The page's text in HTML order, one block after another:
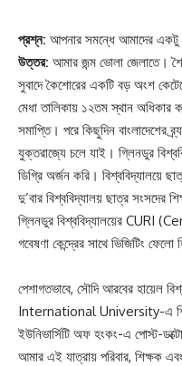
প্রশ্ন: আপনার সমন্ধে আমাদের
উত্তর: আমার জন্ম ভোলা জেলাতে।
সুবাদে কৈশোরের একটি বড় অংশ
মেধা তালিকায় ১২তম স্থান অধিকার
সমাপ্তি। পরে কিছুদিন বাংলাদেশের
যুক্তরাজ্যে চলে যাই। গ্লিনডুর
ডিগ্রি অর্জন করি। বিশ্ববিদ্যালয়ে
দু’বার বিশ্ববিদ্যালয় ছাত্র সংসদের
গ্লিনডুর বিশ্ববিদ্যালয়ের
গবেষণা কেন্দ্রের সাথে ভিজিটিং
পেশাগতভাবে, সৌদি আরবের হায়েল
International University-এ
ইউনিভার্সিটি অফ হংকং-এ পোস্ট-
আমার এই যাত্রায় পরিবার, শিক্ষক